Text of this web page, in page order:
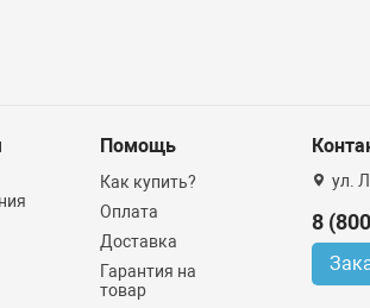
Помощь
Как купить?
Оплата
Доставка
Гарантия на
товар
ул.
8